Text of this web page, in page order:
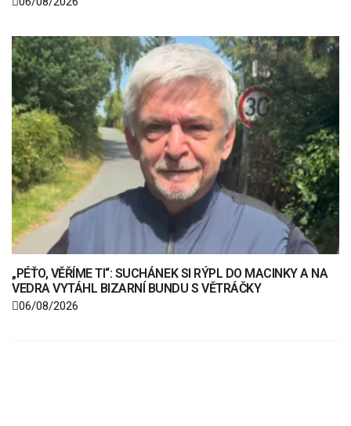
„PÉŤO, VĚŘÍME TI“: SUCHÁNEK SI RÝPL DO MACINKY A NA
VEDRA VYTÁHL BIZARNÍ BUNDU S VĚTRÁČKY
06/08/2026